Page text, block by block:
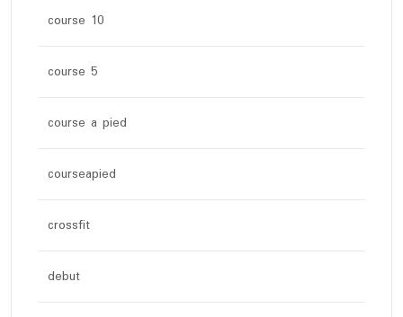
course 10
course 5
course a pied
courseapied
crossfit
debut